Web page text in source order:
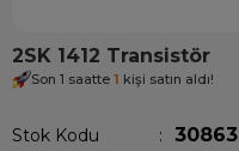
2SK 1412 Transistör
Son 1 saatte 1 kişi satın aldı!
Stok Kodu 30863